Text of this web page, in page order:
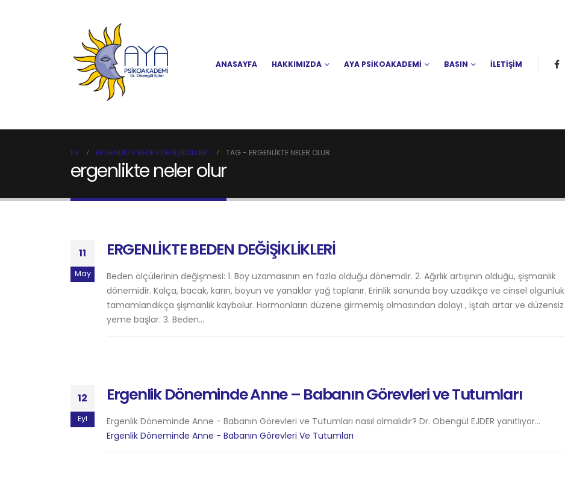
ANASAYFA HAKKIMIZDA AYA PSİKOAKADEMİ BASIN İLETİŞİM
EV ERGENLİKTE BEDEN DEĞİŞİKLİKLERİ TAG - ERGENLIKTE NELER OLUR
ergenlikte neler olur
11
May
ERGENLİKTE BEDEN DEĞİŞİKLİKLERİ
Beden ölçülerinin değişmesi: 1. Boy uzamasının en fazla olduğu dönemdir. 2. Ağırlık artışının olduğu, şişmanlık
dönemidir. Kalça, bacak, karın, boyun ve yanaklar yağ toplanır. Erinlik sonunda boy uzadıkça ve cinsel olgunluk
tamamlandıkça şişmanlık kaybolur. Hormonların düzene girmemiş olmasından dolayı , iştah artar ve düzensiz
yeme başlar. 3. Beden...
12
Eyl
Ergenlik Döneminde Anne – Babanın Görevleri ve Tutumları
Ergenlik Döneminde Anne - Babanın Görevleri ve Tutumları nasıl olmalıdır? Dr. Obengül EJDER yanıtlıyor...
Ergenlik Döneminde Anne - Babanın Görevleri Ve Tutumları